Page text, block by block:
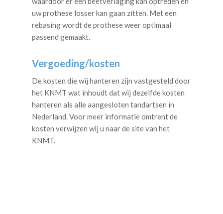
uw prothese losser kan gaan zitten. Met een
rebasing wordt de prothese weer optimaal
passend gemaakt.
Vergoeding/kosten
De kosten die wij hanteren zijn vastgesteld door
het KNMT wat inhoudt dat wij dezelfde kosten
hanteren als alle aangesloten tandartsen in
Nederland. Voor meer informatie omtrent de
kosten verwijzen wij u naar de site van het
KNMT.